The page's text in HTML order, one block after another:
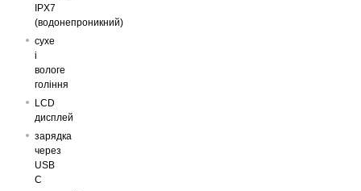
IPX7
(водонепроникний)
сухе
і
вологе
гоління
LCD
дисплей
зарядка
через
USB
C